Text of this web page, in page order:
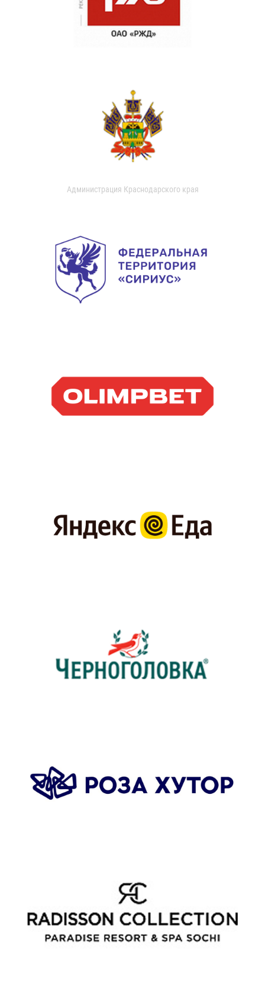
Администрация Краснодарского края